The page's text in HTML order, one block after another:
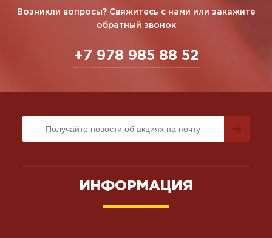
Возникли вопросы? Свяжитесь с нами или закажите
обратный звонок
+7 978 985 88 52
ИНФОРМАЦИЯ